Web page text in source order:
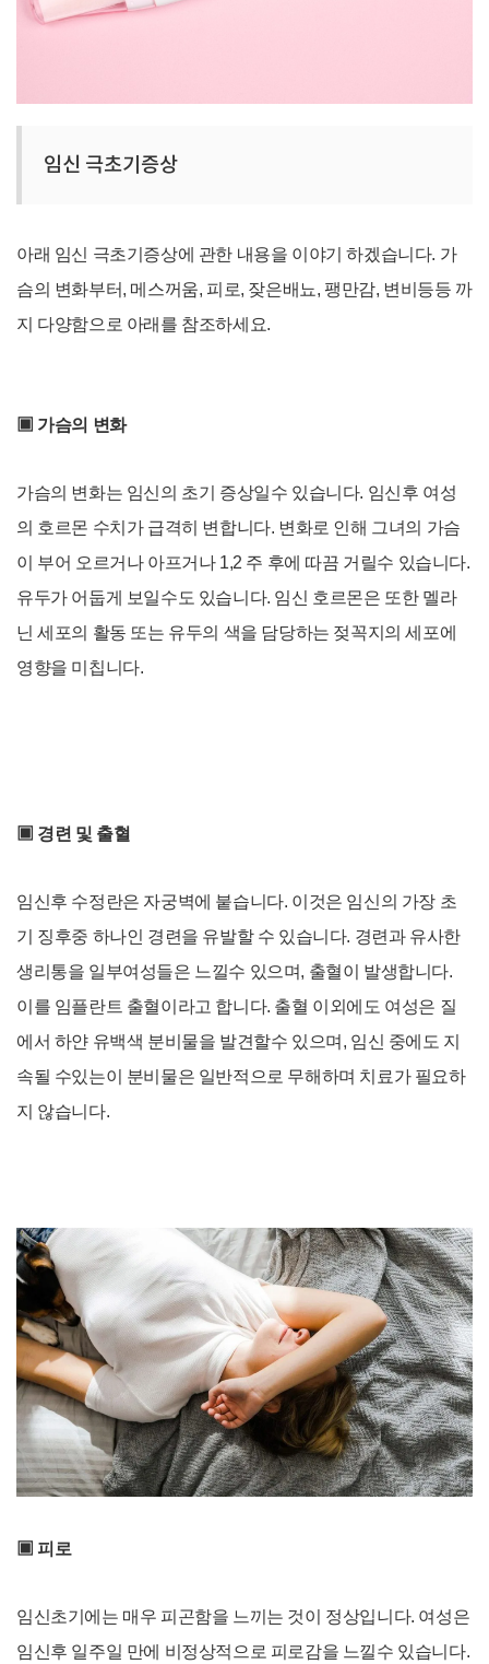
임신 극초기증상
아래 임신 극초기증상에 관한 내용을 이야기 하겠습니다. 가
슴의 변화부터, 메스꺼움, 피로, 잦은배뇨, 팽만감, 변비등등 까
지 다양함으로 아래를 참조하세요.
▣ 가슴의 변화
가슴의 변화는 임신의 초기 증상일수 있습니다. 임신후 여성
의 호르몬 수치가 급격히 변합니다. 변화로 인해 그녀의 가슴
이 부어 오르거나 아프거나 1,2 주 후에 따끔 거릴수 있습니다.
유두가 어둡게 보일수도 있습니다. 임신 호르몬은 또한 멜라
닌 세포의 활동 또는 유두의 색을 담당하는 젖꼭지의 세포에
영향을 미칩니다.
▣ 경련 및 출혈
임신후 수정란은 자궁벽에 붙습니다. 이것은 임신의 가장 초
기 징후중 하나인 경련을 유발할 수 있습니다. 경련과 유사한
생리통을 일부여성들은 느낄수 있으며, 출혈이 발생합니다.
이를 임플란트 출혈이라고 합니다. 출혈 이외에도 여성은 질
에서 하얀 유백색 분비물을 발견할수 있으며, 임신 중에도 지
속될 수있는이 분비물은 일반적으로 무해하며 치료가 필요하
지 않습니다.
▣피로
임신초기에는 매우 피곤함을 느끼는 것이 정상입니다. 여성은
임신후 일주일 만에 비정상적으로 피로감을 느낄수 있습니다.